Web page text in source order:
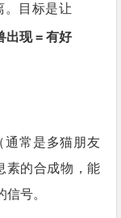
。目标是让
出现 = 有好
通常是多猫朋友
素的合成物，能
号。